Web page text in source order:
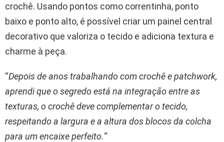
crochê. Usando pontos como correntinha, ponto
baixo e ponto alto, é possível criar um painel central
decorativo que valoriza o tecido e adiciona textura e
charme à peça.
“Depois de anos trabalhando com crochê e patchwork,
aprendi que o segredo está na integração entre as
texturas, o crochê deve complementar o tecido,
respeitando a largura e a altura dos blocos da colcha
para um encaixe perfeito.“